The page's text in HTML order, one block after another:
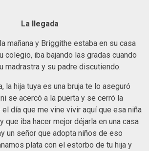
La llegada
mañana y Briggithe estaba en su casa
colegio, iba bajando las gradas cuando
madrastra y su padre discutiendo.
la hija tuya es una bruja te lo aseguró
se acercó a la puerta y se cerró la
día que me vine vivir aquí que esa niña
que iba hacer mejor déjarla en una casa
un señor que adopta niños de eso
plata con el estorbo de tu hija y